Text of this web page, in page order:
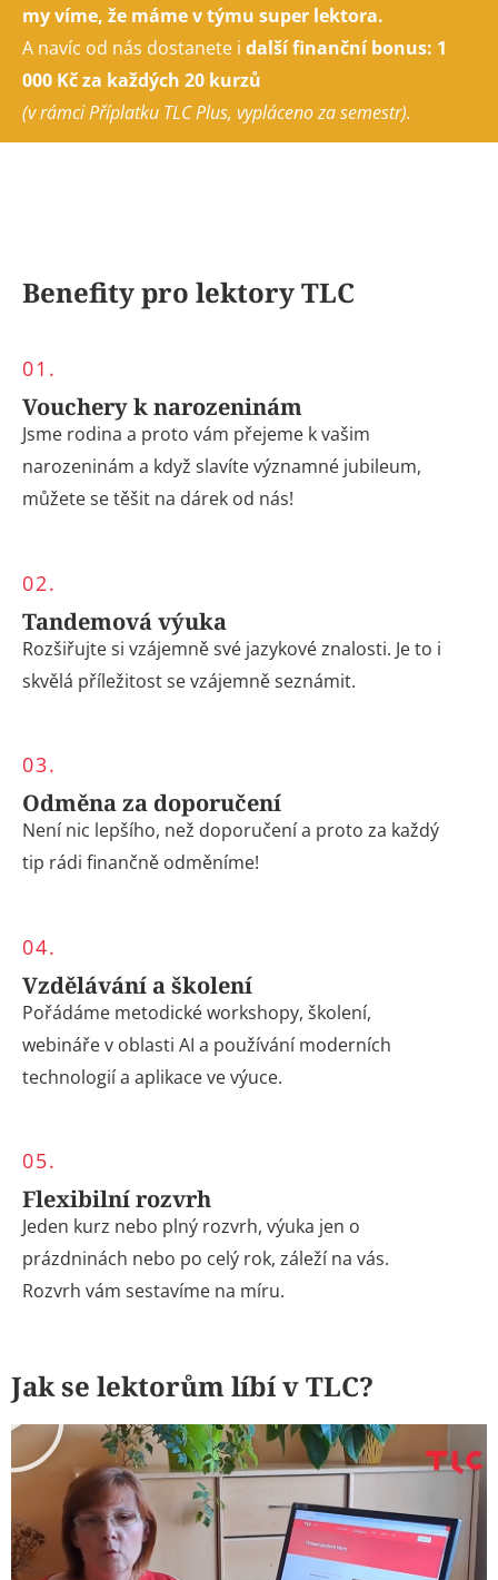
my víme, že máme v týmu super lektora.
A navíc od nás dostanete i další finanční bonus: 1
000 Kč za každých 20 kurzů
(v rámci Příplatku TLC Plus, vypláceno za semestr).
Benefity pro lektory TLC
01.
Vouchery k narozeninám
Jsme rodina a proto vám přejeme k vašim
narozeninám a když slavíte významné jubileum,
můžete se těšit na dárek od nás!
02.
Tandemová výuka
Rozšiřujte si vzájemně své jazykové znalosti. Je to i
skvělá příležitost se vzájemně seznámit.
03.
Odměna za doporučení
Není nic lepšího, než doporučení a proto za každý
tip rádi finančně odměníme!
04.
Vzdělávání a školení
Pořádáme metodické workshopy, školení,
webináře v oblasti AI a používání moderních
technologií a aplikace ve výuce.
05.
Flexibilní rozvrh
Jeden kurz nebo plný rozvrh, výuka jen o
prázdninách nebo po celý rok, záleží na vás.
Rozvrh vám sestavíme na míru.
Jak se lektorům líbí v TLC?